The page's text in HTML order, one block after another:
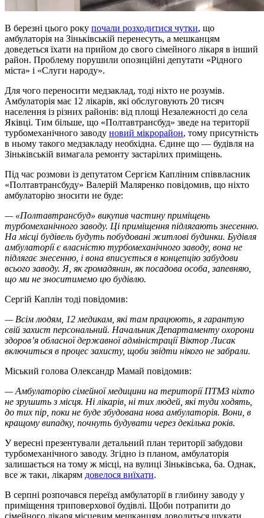
В березні цього року почали розходитися чутки, що
амбулаторія на Зіньківській перенесуть, а мешканцям
доведеться їхати на прийом до свого сімейного лікаря в інший
район. Проблему порушили опозиційні депутати «Рідного
міста» і «Слуги народу».
Для чого переносити медзаклад, тоді ніхто не розумів.
Амбулаторія має 12 лікарів, які обслуговують 20 тисяч
населення із різних районів: від площі Незалежності до села
Яківці. Тим більше, що «Полтавтрансбуд» зведе на території
турбомеханічного заводу новий мікрорайон, тому присутність
в ньому такого медзакладу необхідна. Єдине що — будівля на
Зіньківській вимагала ремонту застарілих приміщень.
Під час розмови із депутатом Сергієм Капліним співвласник
«Полтавтрансбуду» Валерій Маляренко повідомив, що ніхто
амбулаторію зносити не буде:
— «Полтавтрансбуд» викупив частину приміщень
турбомеханічного заводу. Ці приміщення підлягають знесенню.
На місці будівель будуть побудовані житлові будинки. Будівля
амбулаторії є власністю турбомеханічного заводу, вона не
підлягає знесенню, і вона вписується в концепцію забудови
всього заводу. Я, як громадянин, як посадова особа, запевняю,
що ми не зноситимемо цю будівлю.
Сергій Каплін тоді повідомив:
— Всім людям, 12 медикам, які там працюють, я гарантую
свій захист персональний. Начальник Департаменту охорони
здоров’я обласної державної адміністрації Віктор Лисак
включиться в процес захисту, щоби звідти нікого не забрали.
Міський голова Олександр Мамай повідомив:
— Амбулаторію сімейної медицини на території ПТМЗ ніхто
не зрушить з місця. Ні лікарів, ні тих людей, які туди ходять,
до тих пір, поки не буде збудована нова амбулаторія. Вони, в
кращому випадку, почнуть будувати через декілька років.
У вересні презентували детальний план території забудови
турбомеханічного заводу. Згідно із планом, амбулаторія
залишається на тому ж місці, на вулиці Зіньківська, 6а. Однак,
все ж таки, лікарям довелося виїхати.
В серпні розпочався переїзд амбулаторії в глибину заводу у
приміщення триповерхової будівлі. Щоби потрапити до
сімейного лікаря місцевим мешканцям доводиться шукати